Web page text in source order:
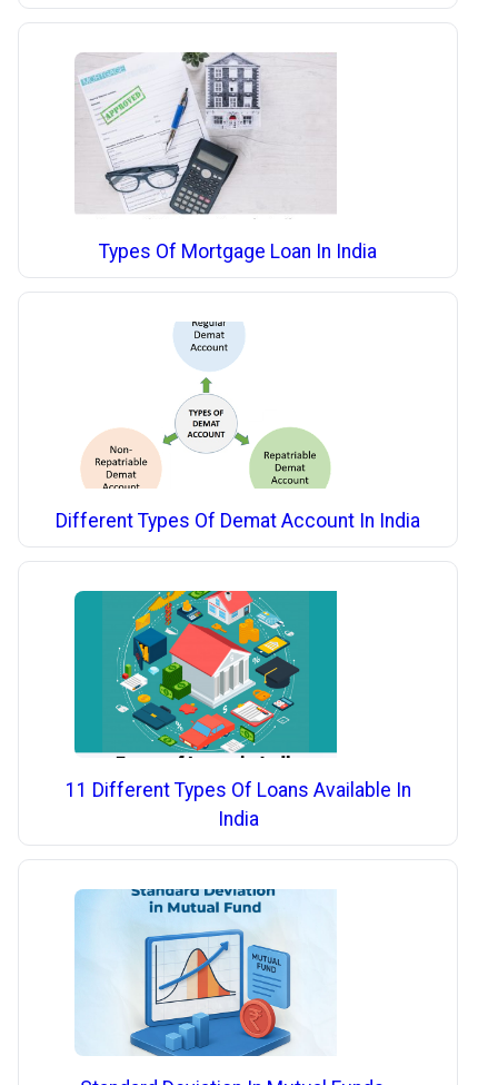
Types Of Mortgage Loan In India
Different Types Of Demat Account In India
11 Different Types Of Loans Available In
India